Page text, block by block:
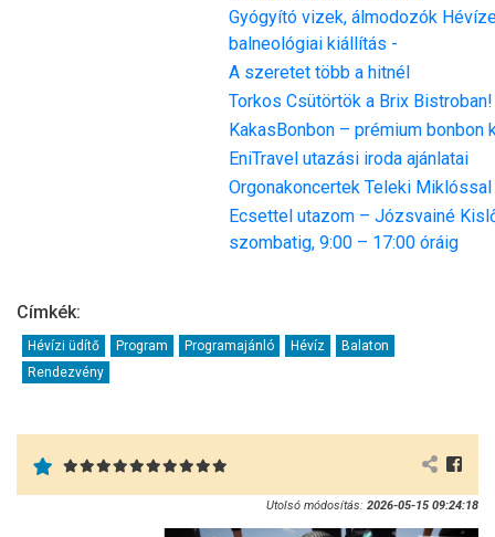
Gyógyító vizek, álmodozók
balneológiai kiállítás -
A szeretet több a hitnél
Torkos Csütörtök a Brix Bistroban!
KakasBonbon – prémium bonbon
EniTravel utazási iroda ajánlatai
Orgonakoncertek Teleki Miklóssal
Ecsettel utazom – Józsvainé
szombatig, 9:00 – 17:00 óráig
Címkék:
Hévízi üdítő Program Programajánló Hévíz
Balaton
Rendezvény
Utolsó módosítás: 2026-05-15 09:24:18